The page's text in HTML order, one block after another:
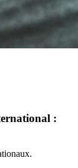
: